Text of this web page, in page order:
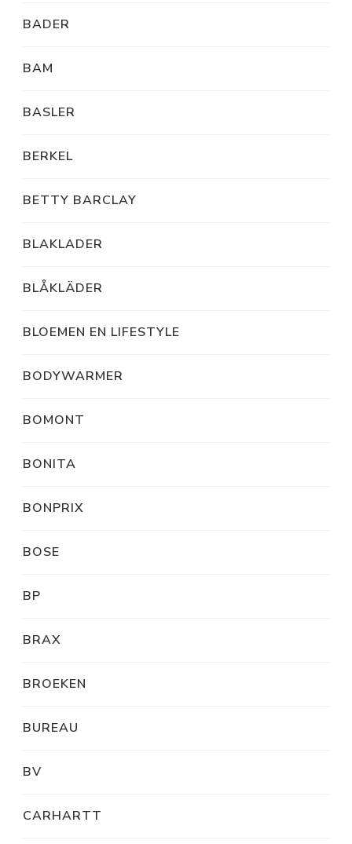
BADER
BAM
BASLER
BERKEL
BETTY BARCLAY
BLAKLADER
BLÅKLÄDER
BLOEMEN EN LIFESTYLE
BODYWARMER
BOMONT
BONITA
BONPRIX
BOSE
BP
BRAX
BROEKEN
BUREAU
BV
CARHARTT